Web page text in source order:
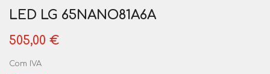
LED LG 65NANO81A6A
505,00 €
Com IVA